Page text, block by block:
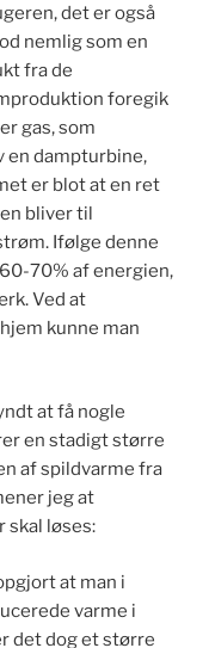
det er også
nemlig som en
fra de
foregik
gas, som
en dampturbine,
er blot at en ret
bliver til
Ifølge denne
70% af energien,
Ved at
kunne man
at få nogle
en stadigt større
af spildvarme fra
jeg at
skal løses:
at man i
varme i
det dog et større